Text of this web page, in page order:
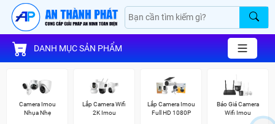
DANH MỤC SẢN PHẨM
Camera Imou
Nhụa Nhẹ
Lắp Camera Wifi
2K Imou
Lắp Camera Imou
Full HD 1080P
Báo Giá Camera
Wifi Imou